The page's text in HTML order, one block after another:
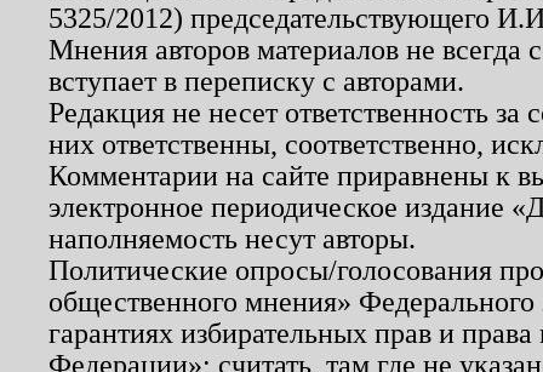
5325/2012) председательствующего
Мнения авторов материалов не
вступает в переписку с авторами.
Редакция не несет ответственность
них ответственны, соответственно,
Комментарии на сайте приравнены к
электронное периодическое издание
наполняемость несут авторы.
Политические опросы/голосования
общественного мнения»
гарантиях избирательных прав и
Федерации»; считать, там где не